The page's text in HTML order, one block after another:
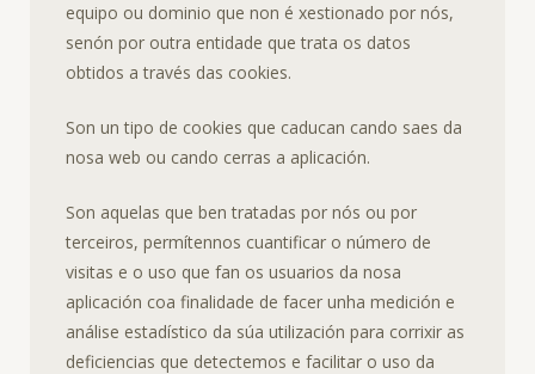
equipo ou dominio que non é xestionado por nós,
senón por outra entidade que trata os datos
obtidos a través das cookies.
Son un tipo de cookies que caducan cando saes da
nosa web ou cando cerras a aplicación.
Son aquelas que ben tratadas por nós ou por
terceiros, permítennos cuantificar o número de
visitas e o uso que fan os usuarios da nosa
aplicación coa finalidade de facer unha medición e
análise estadístico da súa utilización para corrixir as
deficiencias que detectemos e facilitar o uso da